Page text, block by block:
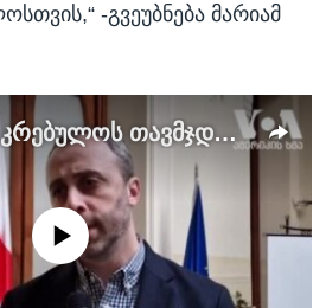
-გვეუბნება მარიამ
ახალგორის საკრებულოს თავმჯდომარე თამაზ ბალაშვილი
currently available